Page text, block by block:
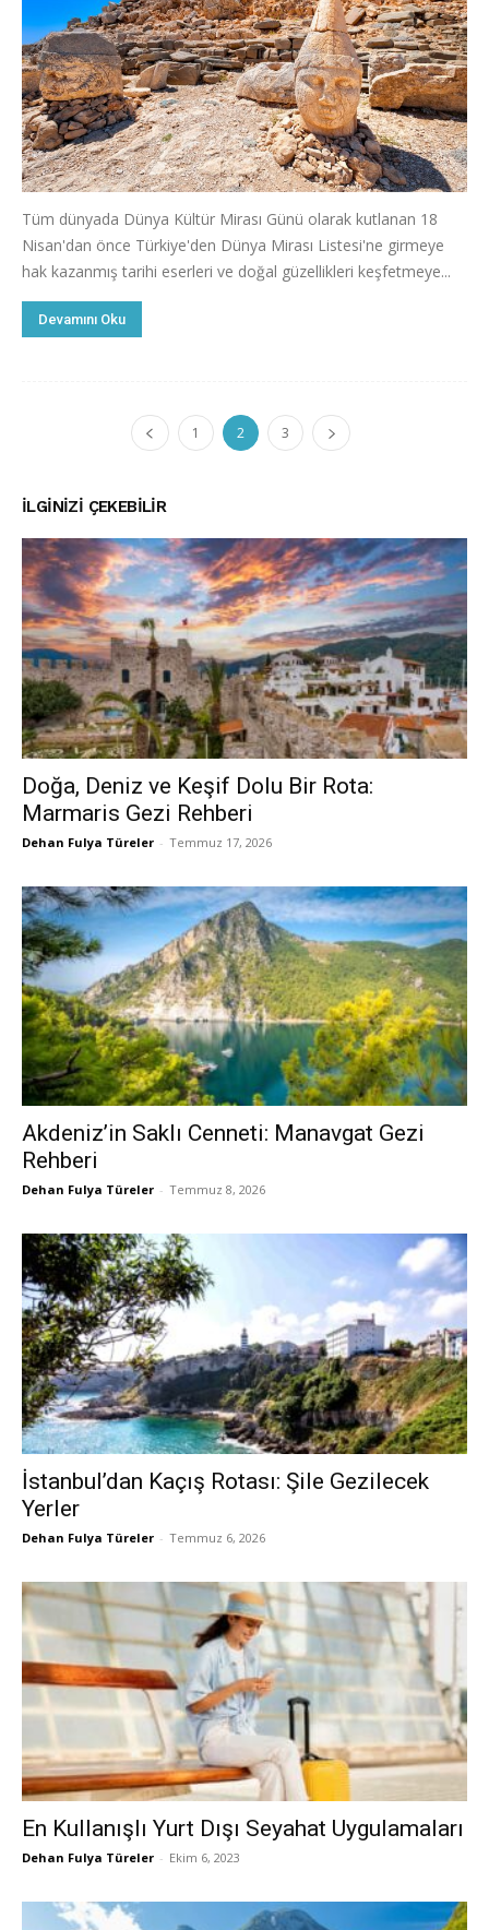
Tüm dünyada Dünya Kültür Mirası Günü olarak kutlanan 18
Nisan'dan önce Türkiye'den Dünya Mirası Listesi'ne girmeye
hak kazanmış tarihi eserleri ve doğal güzellikleri keşfetmeye...
Devamını Oku
1 2 3
İLGINIZI ÇEKEBILIR
Doğa, Deniz ve Keşif Dolu Bir Rota:
Marmaris Gezi Rehberi
Dehan Fulya Türeler - Temmuz 17, 2026
Akdeniz’in Saklı Cenneti: Manavgat Gezi
Rehberi
Dehan Fulya Türeler - Temmuz 8, 2026
İstanbul’dan Kaçış Rotası: Şile Gezilecek
Yerler
Dehan Fulya Türeler - Temmuz 6, 2026
En Kullanışlı Yurt Dışı Seyahat Uygulamaları
Dehan Fulya Türeler - Ekim 6, 2023